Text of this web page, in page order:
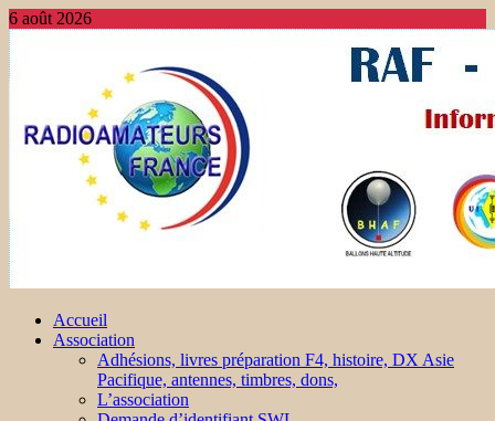
6 août 2026
Accueil
Association
Adhésions, livres préparation F4, histoire, DX Asie
Pacifique, antennes, timbres, dons,
L’association